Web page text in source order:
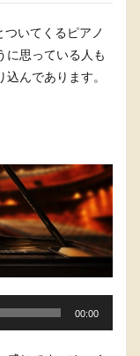
いてくるピアノ
に思っている人も
んであります。
00:00